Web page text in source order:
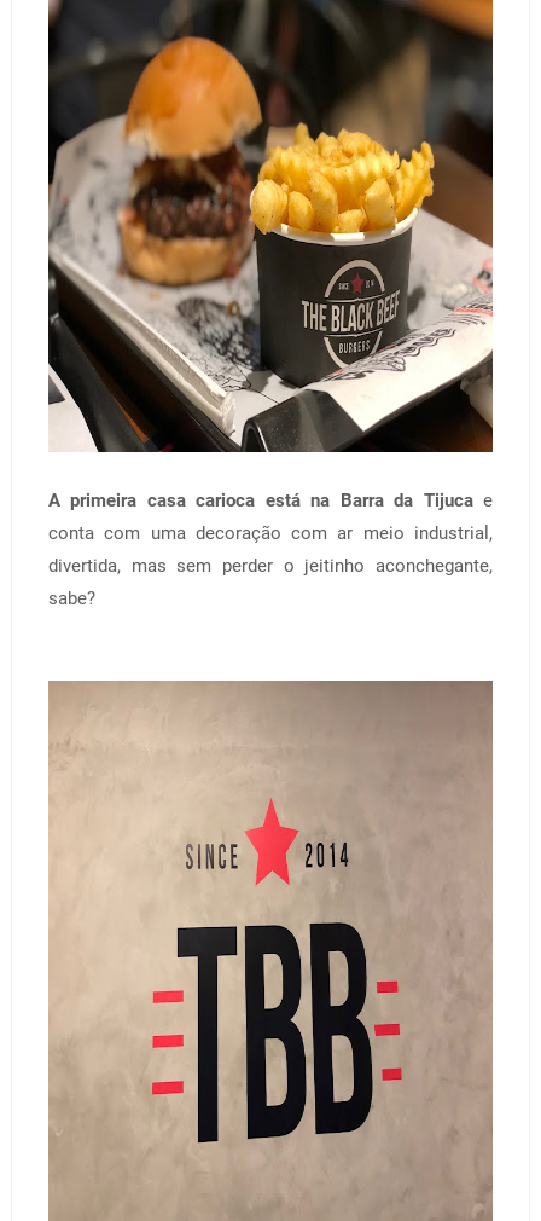
A primeira casa carioca está na Barra da Tijucae
conta com uma decoração com ar meio industrial,
divertida, mas sem perder o jeitinho aconchegante,
sabe?